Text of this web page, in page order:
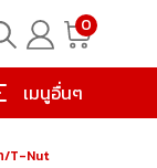
0
เมนูอื่นๆ
/T-Nut